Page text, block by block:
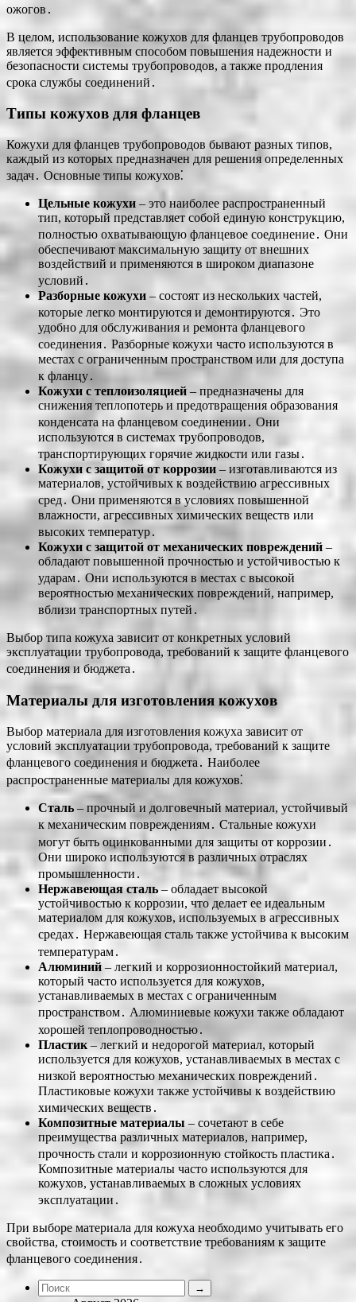
ожогов․
В целом, использование кожухов для фланцев трубопроводов
является эффективным способом повышения надежности и
безопасности системы трубопроводов, а также продления
срока службы соединений․
Типы кожухов для фланцев
Кожухи для фланцев трубопроводов бывают разных типов,
каждый из которых предназначен для решения определенных
задач․ Основные типы кожухов⁚
Цельные кожухи– это наиболее распространенный
тип, который представляет собой единую конструкцию,
полностью охватывающую фланцевое соединение․ Они
обеспечивают максимальную защиту от внешних
воздействий и применяются в широком диапазоне
условий․
Разборные кожухи– состоят из нескольких частей,
которые легко монтируются и демонтируются․ Это
удобно для обслуживания и ремонта фланцевого
соединения․ Разборные кожухи часто используются в
местах с ограниченным пространством или для доступа
к фланцу․
Кожухи с теплоизоляцией – предназначены для
снижения теплопотерь и предотвращения образования
конденсата на фланцевом соединении․ Они
используются в системах трубопроводов,
транспортирующих горячие жидкости или газы․
Кожухи с защитой от коррозии– изготавливаются из
материалов, устойчивых к воздействию агрессивных
сред․ Они применяются в условиях повышенной
влажности, агрессивных химических веществ или
высоких температур․
Кожухи с защитой от механических повреждений–
обладают повышенной прочностью и устойчивостью к
ударам․ Они используются в местах с высокой
вероятностью механических повреждений, например,
вблизи транспортных путей․
Выбор типа кожуха зависит от конкретных условий
эксплуатации трубопровода, требований к защите фланцевого
соединения и бюджета․
Материалы для изготовления кожухов
Выбор материала для изготовления кожуха зависит от
условий эксплуатации трубопровода, требований к защите
фланцевого соединения и бюджета․ Наиболее
распространенные материалы для кожухов⁚
Сталь – прочный и долговечный материал, устойчивый
к механическим повреждениям․ Стальные кожухи
могут быть оцинкованными для защиты от коррозии․
Они широко используются в различных отраслях
промышленности․
Нержавеющая сталь– обладает высокой
устойчивостью к коррозии, что делает ее идеальным
материалом для кожухов, используемых в агрессивных
средах․ Нержавеющая сталь также устойчива к высоким
температурам․
Алюминий– легкий и коррозионностойкий материал,
который часто используется для кожухов,
устанавливаемых в местах с ограниченным
пространством․ Алюминиевые кожухи также обладают
хорошей теплопроводностью․
Пластик – легкий и недорогой материал, который
используется для кожухов, устанавливаемых в местах с
низкой вероятностью механических повреждений․
Пластиковые кожухи также устойчивы к воздействию
химических веществ․
Композитные материалы – сочетают в себе
преимущества различных материалов, например,
прочность стали и коррозионную стойкость пластика․
Композитные материалы часто используются для
кожухов, устанавливаемых в сложных условиях
эксплуатации․
При выборе материала для кожуха необходимо учитывать его
свойства, стоимость и соответствие требованиям к защите
фланцевого соединения․